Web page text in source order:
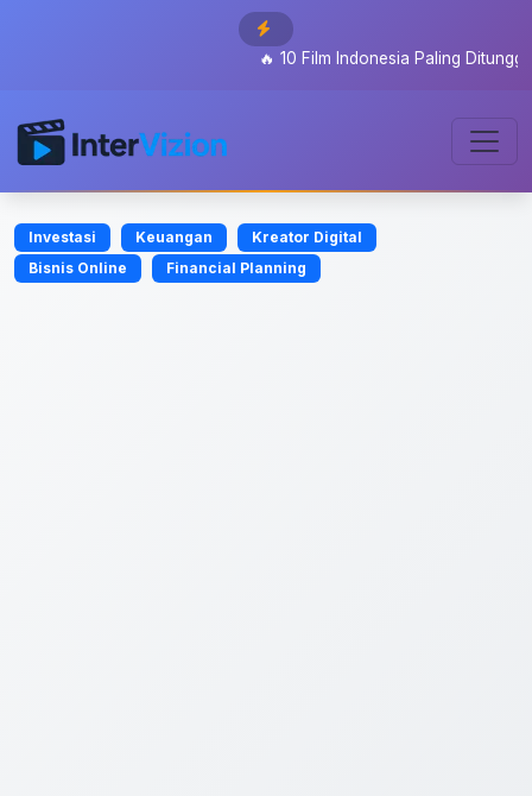
10 Film Indonesia Paling Ditunggu
Investasi Keuangan
Kreator Digital
Bisnis Online
Financial Planning